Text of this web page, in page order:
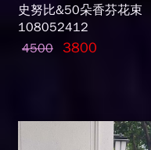
史努比&50朵香芬花束
108052412
4500 3800